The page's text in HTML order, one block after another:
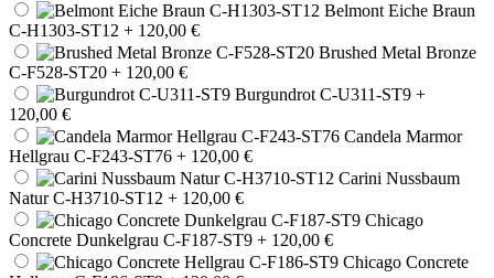
Belmont Eiche Braun
C-H1303-ST12 + 120,00 €
Brushed Metal Bronze
C-F528-ST20 + 120,00 €
Burgundrot C-U311-ST9 +
120,00 €
Candela Marmor
Hellgrau C-F243-ST76 + 120,00 €
Carini Nussbaum
Natur C-H3710-ST12 + 120,00 €
Chicago
Concrete Dunkelgrau C-F187-ST9 + 120,00 €
Chicago Concrete